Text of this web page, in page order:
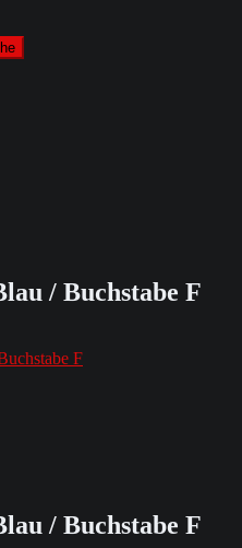
/ Buchstabe F
F
/ Buchstabe F